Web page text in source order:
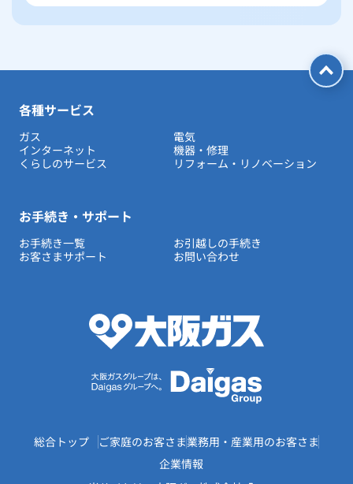
各種サービス
ガス
電気
インターネット
機器・修理
くらしのサービス
リフォーム・リノベーション
お手続き・サポート
お手続き一覧
お引越しの手続き
お客さまサポート
お問い合わせ
総合トップ ご家庭のお客さま業務用・産業用のお客さま
企業情報